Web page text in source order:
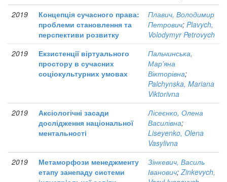
2019
Концепція сучасного права:
проблеми становлення та
перспективи розвитку
Плавич, Володимир
Петрович; Plavych,
Volodymyr Petrovych
2019
Екзистенції віртуального
простору в сучасних
соціокультурних умовах
Пальчинська,
Мар’яна
Вікторівна;
Palchynska, Mariana
Viktorivna
2019
Аксіологічні засади
дослідження національної
ментальності
Лісеєнко, Олена
Василівна;
Liseyenko, Olena
Vasylivna
2019
Метаморфози менеджменту
етапу занепаду системи
Зінкевич, Василь
Іванович;Zinkevych,